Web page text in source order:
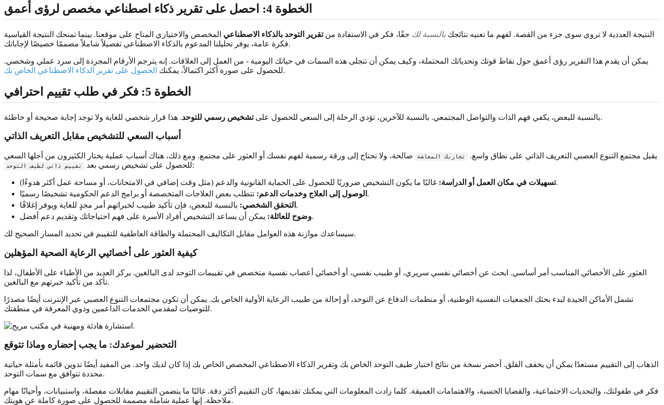
الخطوة 4: احصل على تقرير ذكاء اصطناعي مخصص لرؤى أعمق
النتيجة العددية لا تروي سوى جزء من القصة. لفهم ما تعنيه نتائجك بالنسبة لك حقًا، فكر في الاستفادة منتقرير التوحد بالذكاء الاصطناعي المخصص والاختياري المتاح على موقعنا. بينما تمنحك النتيجة القياسية
فكرة عامة، يوفر تحليلنا المدعوم بالذكاء الاصطناعي تفصيلاً شاملاً مصممًا خصيصًا لإجاباتك.
يمكن أن يقدم هذا التقرير رؤى أعمق حول نقاط قوتك وتحدياتك المحتملة، وكيف يمكن أن تتجلى هذه السمات في حياتك اليومية - من العمل إلى العلاقات. إنه يترجم الأرقام المجردة إلى سرد عملي وشخصي.
للحصول على صورة أكثر اكتمالاً، يمكنك الحصول على تقرير الذكاء الاصطناعي الخاص بك .
الخطوة 5: فكر في طلب تقييم احترافي
بالنسبة للبعض، يكفي فهم الذات والتواصل المجتمعي. بالنسبة للآخرين، تؤدي الرحلة إلى السعي للحصول علىتشخيص رسمي للتوحد . هذا قرار شخصي للغاية ولا توجد إجابة صحيحة أو خاطئة.
أسباب السعي للتشخيص مقابل التعريف الذاتي
يقبل مجتمع التنوع العصبي التعريف الذاتي على نطاق واسع. تجاربك المعاشة
صالحة، ولا تحتاج إلى ورقة رسمية لفهم نفسك أو العثور على مجتمع. ومع ذلك، هناك أسباب عملية يختار الكثيرون من أجلها السعي
للحصول على تشخيص رسمي بعد
تقييم ذاتي لطيف التوحد :
تسهيلات في مكان العمل أو الدراسة:غالبًا ما يكون التشخيص ضروريًا للحصول على الحماية القانونية والدعم (مثل وقت إضافي في الامتحانات، أو مساحة عمل أكثر هدوءًا).
الوصول إلى العلاج وخدمات الدعم: تتطلب بعض العلاجات المتخصصة أو برامج الدعم الحكومية تشخيصًا رسميًا.
التحقق الشخصي: بالنسبة للبعض، فإن تأكيد طبيب لخبراتهم أمر مجدٍ للغاية ويوفر إغلاقًا.
وضوح للعائلة:يمكن أن يساعد التشخيص أفراد الأسرة على فهم احتياجاتك وتقديم دعم أفضل.
سيساعدك موازنة هذه العوامل مقابل التكاليف المحتملة والطاقة العاطفية للتقييم في تحديد المسار الصحيح لك.
كيفية العثور على أخصائيي الرعاية الصحية المؤهلين
العثور على الأخصائي المناسب أمر أساسي. ابحث عن أخصائي نفسي سريري، أو طبيب نفسي، أو أخصائي أعصاب نفسية متخصص في تقييمات التوحد لدى البالغين. يركز العديد من الأطباء على الأطفال، لذا
تأكد من تأكيد خبرتهم مع البالغين.
تشمل الأماكن الجيدة لبدء بحثك الجمعيات النفسية الوطنية، أو منظمات الدفاع عن التوحد، أو إحالة من طبيب الرعاية الأولية الخاص بك. يمكن أن تكون مجتمعات التنوع العصبي عبر الإنترنت أيضًا مصدرًا
للتوصيات لمقدمي الخدمات الداعمين وذوي المعرفة في منطقتك.
التحضير لموعدك: ما يجب إحضاره وماذا تتوقع
الذهاب إلى التقييم مستعدًا يمكن أن يخفف القلق. أحضر نسخة من نتائج اختبار طيف التوحد الخاص بك وتقرير الذكاء الاصطناعي المخصص الخاص بك إذا كان لديك واحد. من المفيد أيضًا تدوين قائمة بأمثلة حياتية
محددة تتوافق مع سمات التوحد.
فكر في طفولتك، والتحديات الاجتماعية، والقضايا الحسية، والاهتمامات العميقة. كلما زادت المعلومات التي يمكنك تقديمها، كان التقييم أكثر دقة. غالبًا ما يتضمن التقييم مقابلات مفصلة، واستبيانات، وأحيانًا مهام
ملاحظة. إنها عملية شاملة مصممة للحصول على صورة كاملة عن هويتك.